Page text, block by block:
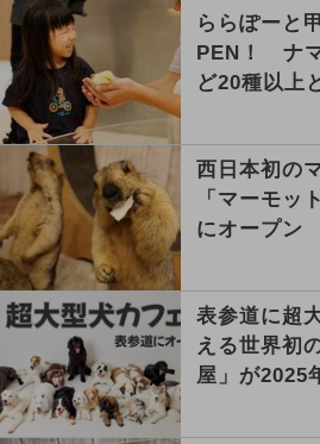
ららぽーと
PEN！ ナ
ど20種以上
西日本初の
「マーモッ
にオープン
表参道に超
える世界初
屋」が2025